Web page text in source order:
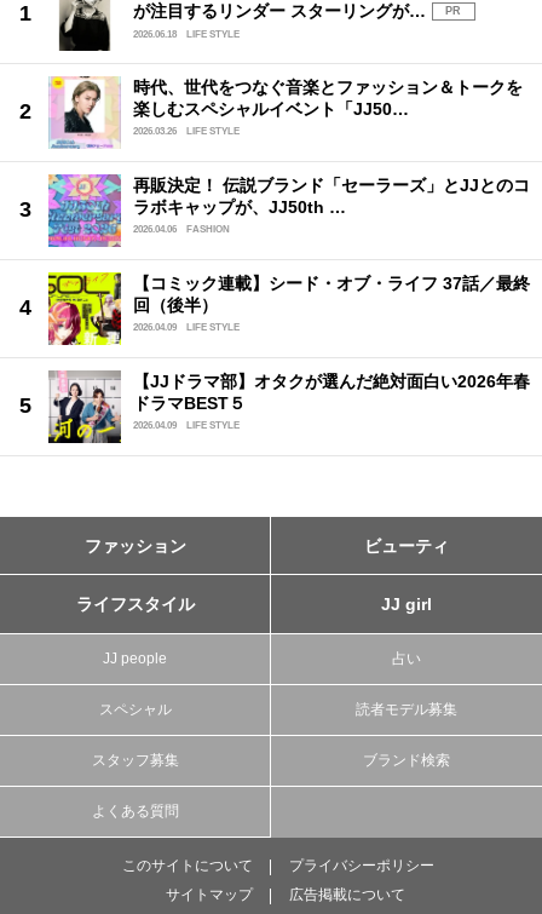
が注目するリンダー スターリングが…
PR
2026.06.18
LIFE STYLE
時代、世代をつなぐ音楽とファッション＆トークを
楽しむスペシャルイベント「JJ50…
2026.03.26 LIFE STYLE
再販決定！ 伝説ブランド「セーラーズ」とJJとのコ
ラボキャップが、JJ50th …
2026.04.06 FASHION
【コミック連載】シード・オブ・ライフ 37話／最終
回（後半）
2026.04.09 LIFE STYLE
【JJドラマ部】オタクが選んだ絶対面白い2026年春
ドラマBEST５
2026.04.09 LIFE STYLE
ファッション ビューティ
ライフスタイル JJ girl
JJ people 占い
スペシャル 読者モデル募集
スタッフ募集 ブランド検索
よくある質問
このサイトについて
プライバシーポリシー
サイトマップ
広告掲載について